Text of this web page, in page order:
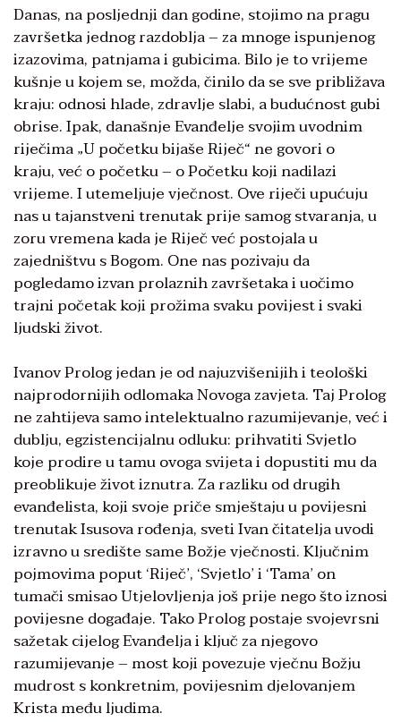
Danas, na posljednji dan godine, stojimo na pragu
završetka jednog razdoblja – za mnoge ispunjenog
izazovima, patnjama i gubicima. Bilo je to vrijeme
kušnje u kojem se, možda, činilo da se sve približava
kraju: odnosi hlade, zdravlje slabi, a budućnost gubi
obrise. Ipak, današnje Evanđelje svojim uvodnim
riječima „U početku bijaše Riječ“ ne govori o
kraju, već o početku – o Početku koji nadilazi
vrijeme. I utemeljuje vječnost. Ove riječi upućuju
nas u tajanstveni trenutak prije samog stvaranja, u
zoru vremena kada je Riječ već postojala u
zajedništvu s Bogom. One nas pozivaju da
pogledamo izvan prolaznih završetaka i uočimo
trajni početak koji prožima svaku povijest i svaki
ljudski život.
Ivanov Prolog jedan je od najuzvišenijih i teološki
najprodornijih odlomaka Novoga zavjeta. Taj Prolog
ne zahtijeva samo intelektualno razumijevanje, već i
dublju, egzistencijalnu odluku: prihvatiti Svjetlo
koje prodire u tamu ovoga svijeta i dopustiti mu da
preoblikuje život iznutra. Za razliku od drugih
evanđelista, koji svoje priče smještaju u povijesni
trenutak Isusova rođenja, sveti Ivan čitatelja uvodi
izravno u središte same Božje vječnosti. Ključnim
pojmovima poput ‘Riječ’, ‘Svjetlo’ i ‘Tama’ on
tumači smisao Utjelovljenja još prije nego što iznosi
povijesne događaje. Tako Prolog postaje svojevrsni
sažetak cijelog Evanđelja i ključ za njegovo
razumijevanje – most koji povezuje vječnu Božju
mudrost s konkretnim, povijesnim djelovanjem
Krista među ljudima.